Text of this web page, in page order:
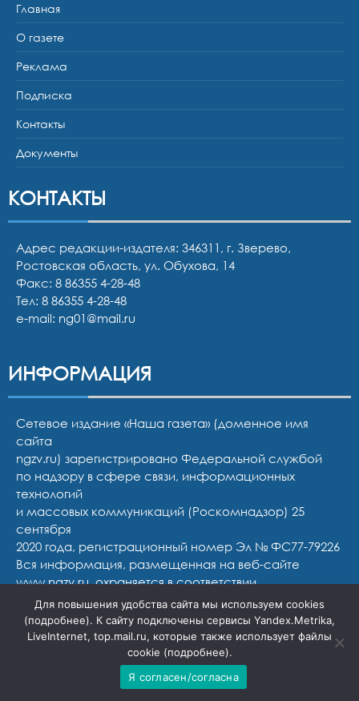
Главная
О газете
Реклама
Подписка
Контакты
Документы
КОНТАКТЫ
Адрес редакции-издателя: 346311, г. Зверево,
Ростовская область, ул. Обухова, 14
Факс: 8 86355 4-28-48
Тел: 8 86355 4-28-48
e-mail: ng01@mail.ru
ИНФОРМАЦИЯ
Сетевое издание «Наша газета» (доменное имя
сайта
ngzv.ru) зарегистрировано Федеральной службой
по надзору в сфере связи, информационных
технологий
и массовых коммуникаций (Роскомнадзор) 25
сентября
2020 года, регистрационный номер Эл № ФС77-79226
Вся информация, размещенная на веб-сайте
www.ngzv.ru, охраняется в соответствии
с законодательством РФ об авторском праве.
Представителем авторов публикаций и
фотоматериалов является ООО «Редакция «Нашей
Полное или частичное воспроизведение материалов
без гиперрассылки на www.ngzv.ru запрещается.
Для повышения удобства сайта мы используем cookies
(подробнее). К сайту подключены сервисы Yandex.Metrika,
LiveInternet, top.mail.ru, которые также использует файлы
cookie (подробнее).
Я согласен/согласна